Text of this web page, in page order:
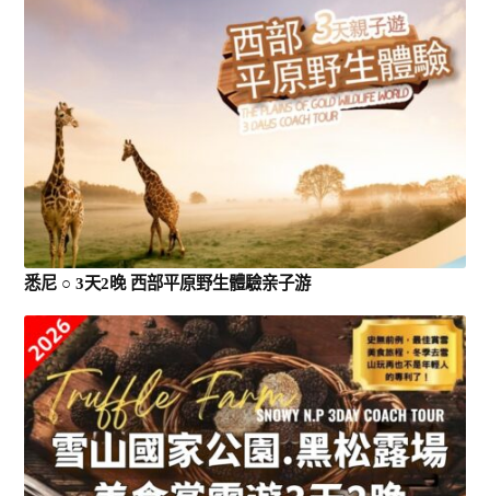
悉尼 ○ 3天2晚 西部平原野生體驗亲子游